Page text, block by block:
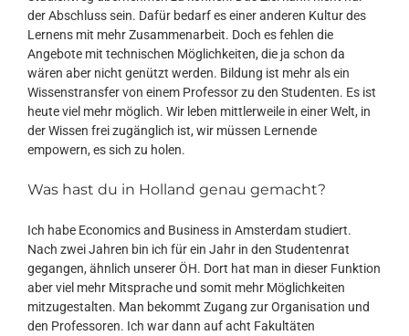
der Abschluss sein. Dafür bedarf es einer anderen Kultur des
Lernens mit mehr Zusammenarbeit. Doch es fehlen die
Angebote mit technischen Möglichkeiten, die ja schon da
wären aber nicht genützt werden. Bildung ist mehr als ein
Wissenstransfer von einem Professor zu den Studenten. Es ist
heute viel mehr möglich. Wir leben mittlerweile in einer Welt, in
der Wissen frei zugänglich ist, wir müssen Lernende
empowern, es sich zu holen.
Was hast du in Holland genau gemacht?
Ich habe Economics and Business in Amsterdam studiert.
Nach zwei Jahren bin ich für ein Jahr in den Studentenrat
gegangen, ähnlich unserer ÖH. Dort hat man in dieser Funktion
aber viel mehr Mitsprache und somit mehr Möglichkeiten
mitzugestalten. Man bekommt Zugang zur Organisation und
den Professoren. Ich war dann auf acht Fakultäten